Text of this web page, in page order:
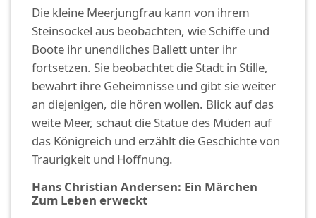
Die kleine Meerjungfrau kann von ihrem
Steinsockel aus beobachten, wie Schiffe und
Boote ihr unendliches Ballett unter ihr
fortsetzen. Sie beobachtet die Stadt in Stille,
bewahrt ihre Geheimnisse und gibt sie weiter
an diejenigen, die hören wollen. Blick auf das
weite Meer, schaut die Statue des Müden auf
das Königreich und erzählt die Geschichte von
Traurigkeit und Hoffnung.
Hans Christian Andersen: Ein Märchen
Zum Leben erweckt